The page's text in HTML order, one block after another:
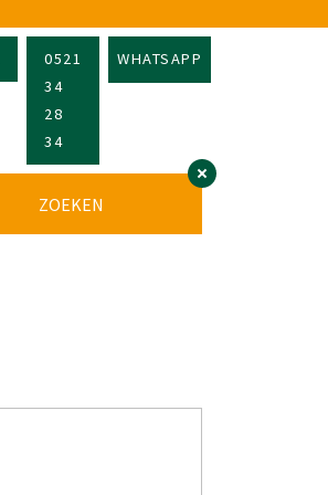
0521
34
28
34
WHATSAPP
ZOEKEN